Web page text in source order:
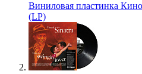
Виниловая пластинка
(LP)